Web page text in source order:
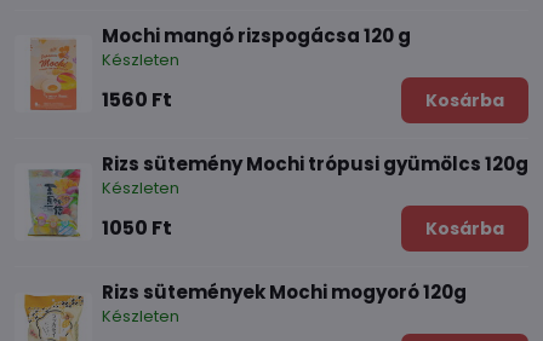
Mochi mangó rizspogácsa 120 g
Készleten
1560 Ft Kosárba
Rizs sütemény Mochi trópusi gyümölcs 120g
Készleten
1050 Ft Kosárba
Rizs sütemények Mochi mogyoró 120g
Készleten